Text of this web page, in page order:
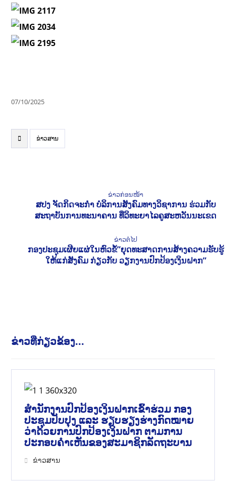
07/10/2025
ຂ່າວສານ
ຂ່າວກ່ອນໜ້າ
ສປງ ຈັດກິດຈະກຳ ບໍລິການສັງຄົມທາງວິຊາການ ຮ່ວມກັບ
ສະຖາບັນການທະນາຄານ ທີ່ວິທະຍາໄລຄູສະຫວັນນະເຂດ
ຂ່າວຕໍ່ໄປ
ກອງປະຊຸມເຜີຍແຜ່ໃນຫົວຂໍ້”ຍຸດທະສາດການສ້າງຄວາມຮັບຮູ້
ໃຫ້ແກ່ສັງຄົມ ກ່ຽວກັບ ວຽກງານປົກປ້ອງເງິນຝາກ”
ຂ່າວທີ່ກ່ຽວຂ້ອງ...
ສໍານັກງານປົກປ້ອງເງິນຝາກເຂົ້າຮ່ວມ ກອງ
ປະຊຸມປັບປຸງ ແລະ ຮຽບຮຽງຮ່າງກົດໝາຍ
ວ່າດ້ວຍການປົກປ້ອງເງິນຝາກ ຕາມການ
ປະກອບຄຳເຫັນຂອງສະມາຊິກລັດຖະບານ
ຂ່າວສານ